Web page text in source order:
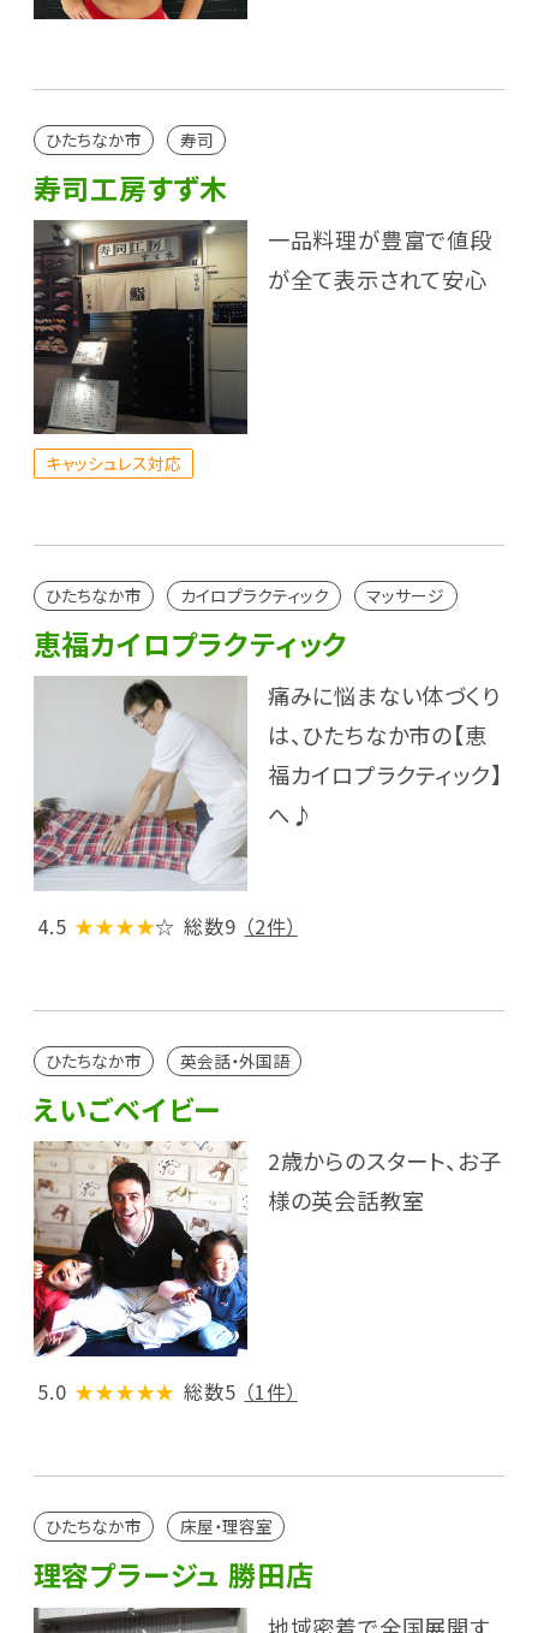
ひたちなか市 寿司
寿司工房すず木
一品料理が豊富で値段
が全て表示されて安心
キャッシュレス対応
ひたちなか市 カイロプラクティック マッサージ
恵福カイロプラクティック
痛みに悩まない体づくり
は、ひたちなか市の【恵
福カイロプラクティック】
へ♪
4.5 ★★★★☆ 総数9 （2件）
ひたちなか市 英会話・外国語
えいごベイビー
2歳からのスタート、お子
様の英会話教室
5.0 ★★★★★ 総数5 （1件）
ひたちなか市 床屋・理容室
理容プラージュ 勝田店
地域密着で全国展開す